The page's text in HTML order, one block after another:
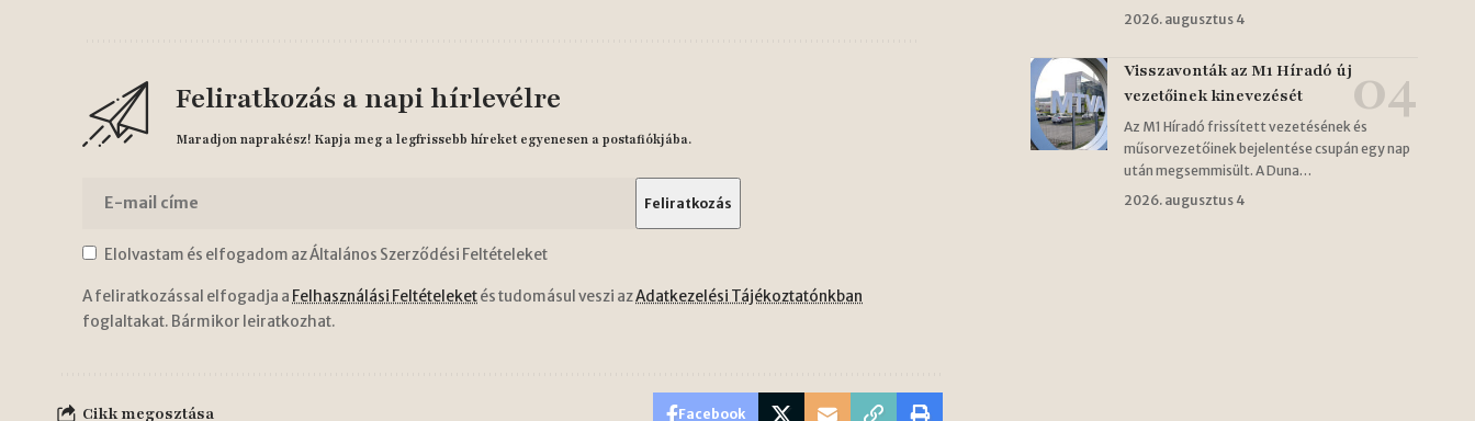
Feliratkozás a napi hírlevélre
Maradjon naprakész! Kapja meg a legfrissebb híreket egyenesen a postafiókjába.
Elolvastam és elfogadom az Általános Szerződési Feltételeket
A feliratkozással elfogadja a Felhasználási Feltételeketés tudomásul veszi azAdatkezelési Tájékoztatónkban
foglaltakat. Bármikor leiratkozhat.
Cikk megosztása Facebook
2026. augusztus 4
Visszavonták az M1 Híradó új
vezetőinek kinevezését
Az M1 Híradó frissített vezetésének és
műsorvezetőinek bejelentése csupán egy nap
után megsemmisült. A Duna…
2026. augusztus 4